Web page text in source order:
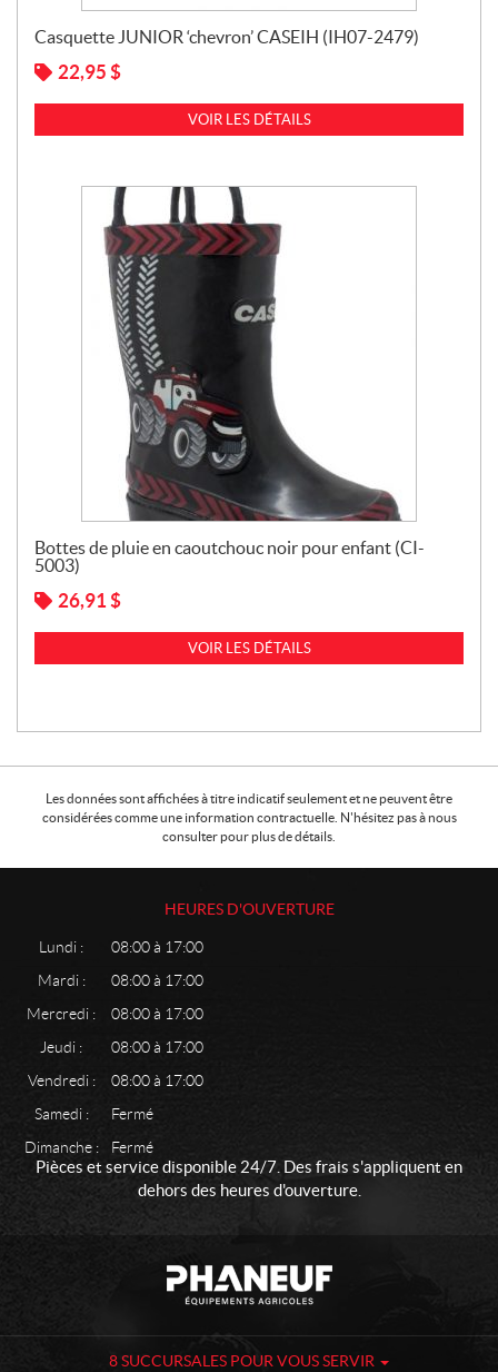
Casquette JUNIOR ‘chevron’ CASEIH (IH07-2479)
22,95 $
VOIR LES DÉTAILS
Bottes de pluie en caoutchouc noir pour enfant (CI-
5003)
26,91 $
VOIR LES DÉTAILS
Les données sont affichées à titre indicatif seulement et ne peuvent être
considérées comme une information contractuelle. N'hésitez pas à nous
consulter pour plus de détails.
HEURES D'OUVERTURE
Lundi :
08:00 à 17:00
Mardi :
08:00 à 17:00
Mercredi :
08:00 à 17:00
Jeudi :
08:00 à 17:00
Vendredi :
08:00 à 17:00
Samedi :
Fermé
Dimanche :
Fermé
Pièces et service disponible 24/7. Des frais s'appliquent en
dehors des heures d'ouverture.
t
n
8 SUCCURSALES POUR VOUS SERVIR